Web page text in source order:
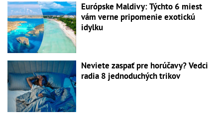
Európske Maldivy: Týchto 6 miest
vám verne pripomenie exotickú
idylku
Neviete zaspať pre horúčavy? Vedci
radia 8 jednoduchých trikov